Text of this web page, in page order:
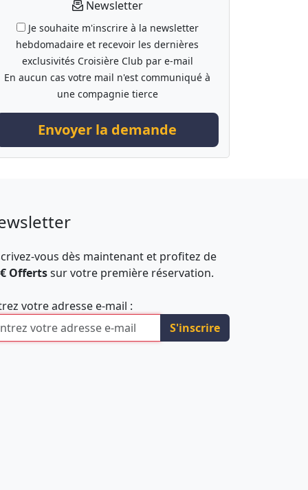
Newsletter
Je souhaite m'inscrire à la newsletter
hebdomadaire et recevoir les dernières
exclusivités Croisière Club par e-mail
En aucun cas votre mail n'est communiqué à
une compagnie tierce
Envoyer la demande
vous dès maintenant et profitez de
Offertssur votre première réservation.
votre adresse e-mail :
S'inscrire